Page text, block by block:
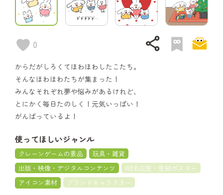
0 share
からだがしろくてほわほわしたこたち。
そんなほわほわたちが集まった！
みんなそれぞれ夢や悩みがあるけれど、
とにかく毎日たのしく！元気いっぱい！
がんばっているよ！
使ってほしいジャンル
クレーンゲームの景品
玩具・雑貨
出版・映像・デジタルコンテンツ
WEB広告・告知ポスター
アイコン素材
ブランドキャラクター